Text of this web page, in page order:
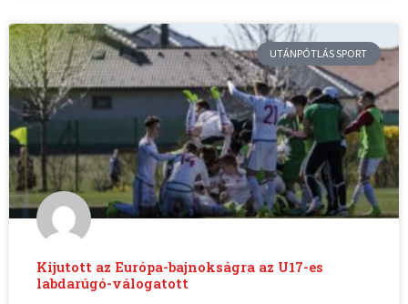
UTÁNPÓTLÁS SPORT
Kijutott az Európa-bajnokságra az U17-es
labdarúgó-válogatott